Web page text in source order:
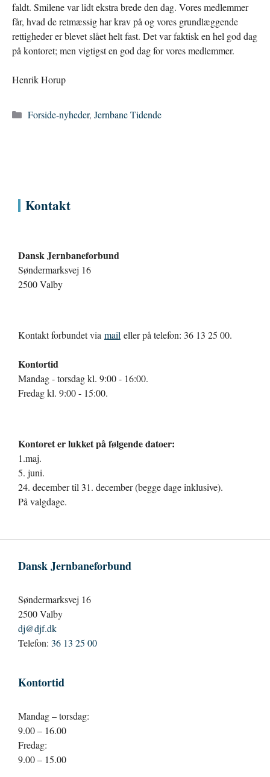
faldt. Smilene var lidt ekstra brede den dag. Vores medlemmer
får, hvad de retmæssig har krav på og vores grundlæggende
rettigheder er blevet slået helt fast. Det var faktisk en hel god dag
på kontoret; men vigtigst en god dag for vores medlemmer.
Henrik Horup
Kategorier
Forside-nyheder, Jernbane Tidende
Kontakt
Dansk Jernbaneforbund
Søndermarksvej 16
2500 Valby
Kontakt forbundet via mail eller på telefon: 36 13 25 00.
Kontortid
Mandag - torsdag kl. 9:00 - 16:00.
Fredag kl. 9:00 - 15:00.
Kontoret er lukket på følgende datoer:
1.maj.
5. juni.
24. december til 31. december (begge dage inklusive).
På valgdage.
Dansk Jernbaneforbund
Søndermarksvej 16
2500 Valby
dj@djf.dk
Telefon: 36 13 25 00
Kontortid
Mandag – torsdag:
9.00 – 16.00
Fredag:
9.00 – 15.00